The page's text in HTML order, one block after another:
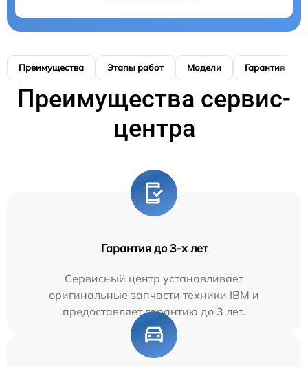
Преимущества Этапы работ Модели Гарантия
Преимущества сервис-
центра
Гарантия до 3-х лет
Сервисный центр устанавливает
оригинальные запчасти техники IBM и
предоставляет гарантию до 3 лет.